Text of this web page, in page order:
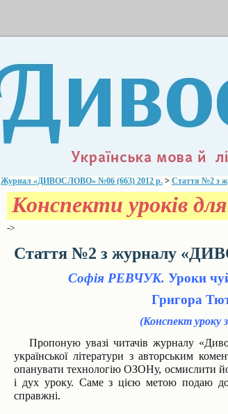
Журнал «ДИВОСЛОВО» №06 (663) 2012 р. > Стаття №2 з
Конспекти уроків
->
Стаття №2 з журналу
Софія РЕВЧУК. Уроки
Григора
(Конспект уроку
Пропоную увазі читачів журналу
української літератури з авторським
опанувати технологію ОЗОНу, осмислити
і дух уроку. Саме з цією метою подаю
справжні.